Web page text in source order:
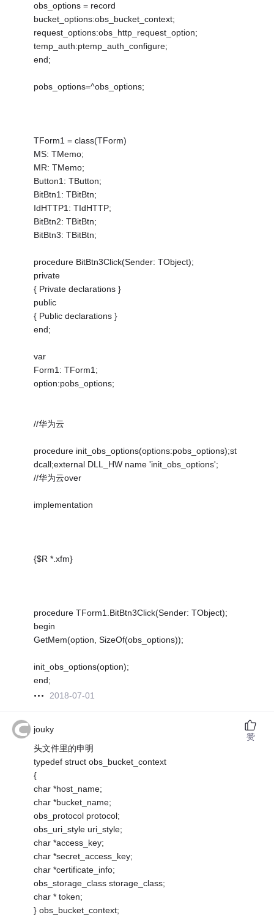
obs_options = record
bucket_options:obs_bucket_context;
request_options:obs_http_request_option;
temp_auth:ptemp_auth_configure;
end;
pobs_options=^obs_options;
TForm1 = class(TForm)
MS: TMemo;
MR: TMemo;
Button1: TButton;
BitBtn1: TBitBtn;
IdHTTP1: TIdHTTP;
BitBtn2: TBitBtn;
BitBtn3: TBitBtn;
procedure BitBtn3Click(Sender: TObject);
private
{ Private declarations }
public
{ Public declarations }
end;
var
Form1: TForm1;
option:pobs_options;
//华为云
procedure init_obs_options(options:pobs_options);st
dcall;external DLL_HW name 'init_obs_options';
//华为云over
implementation
{$R *.xfm}
procedure TForm1.BitBtn3Click(Sender: TObject);
begin
GetMem(option, SizeOf(obs_options));
init_obs_options(option);
end;
2018-07-01
jouky
头文件里的申明
typedef struct obs_bucket_context
{
char *host_name;
char *bucket_name;
obs_protocol protocol;
obs_uri_style uri_style;
char *access_key;
char *secret_access_key;
char *certificate_info;
obs_storage_class storage_class;
char * token;
} obs_bucket_context;
赞